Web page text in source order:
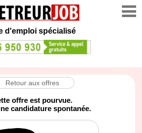
d'emploi spécialisé
Retour aux offres
offre est pourvue.
candidature spontanée.